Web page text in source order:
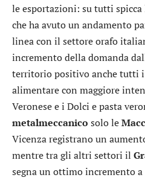
le esportazioni: su tutti spicca
che ha avuto un andamento
linea con il settore orafo
incremento della domanda
territorio positivo anche tutti
alimentare con maggiore
Veronese e i Dolci e pasta
metalmeccanico solo le
Vicenza registrano un
mentre tra gli altri settori il
segna un ottimo incremento a